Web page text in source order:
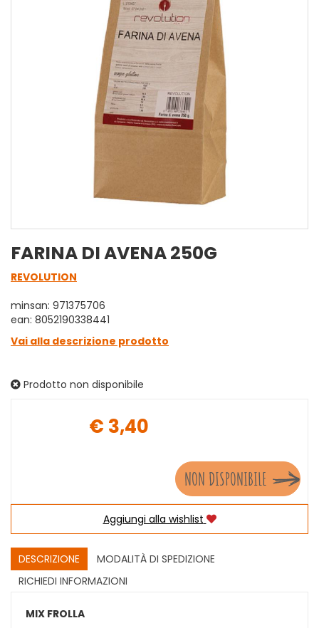
FARINA DI AVENA 250G
REVOLUTION
minsan: 971375706
ean: 8052190338441
Vai alla descrizione prodotto
Prodotto non disponibile
€ 3,40
NON DISPONIBILE
Aggiungi alla wishlist
DESCRIZIONE
MODALITÀ DI SPEDIZIONE
RICHIEDI INFORMAZIONI
MIX FROLLA